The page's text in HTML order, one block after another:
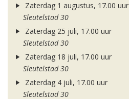
Zaterdag 1 augustus, 17.00 uur
Sleutelstad 30
Zaterdag 25 juli, 17.00 uur
Sleutelstad 30
Zaterdag 18 juli, 17.00 uur
Sleutelstad 30
Zaterdag 4 juli, 17.00 uur
Sleutelstad 30